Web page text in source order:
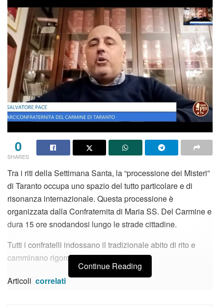
0
SHARES
Tra i riti della Settimana Santa, la “processione dei Misteri”
di Taranto occupa uno spazio del tutto particolare e di
risonanza internazionale. Questa processione è
organizzata dalla Confraternita di Maria SS. Del Carmine e
dura 15 ore snodandosi lungo le strade cittadine.
Tutti i confratelli indossano il tradizionale abito di rito e
camminano rigorosamente scalzi.
Articoli correlati
Continue Reading